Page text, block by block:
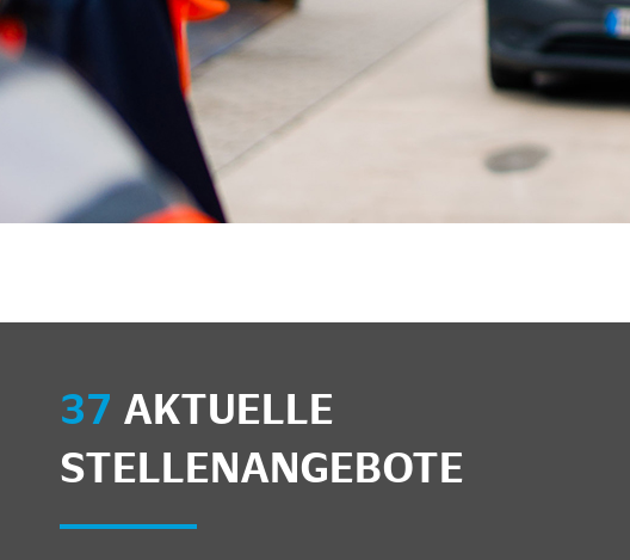
anzeigen/schließen
37 AKTUELLE
STELLENANGEBOTE